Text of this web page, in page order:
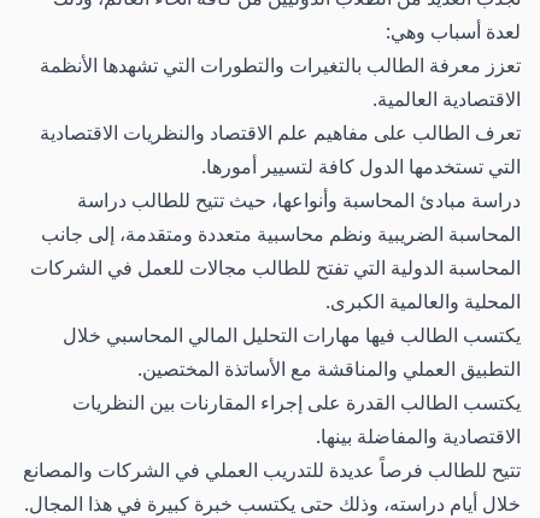
لعدة أسباب وهي:
تعزز معرفة الطالب بالتغيرات والتطورات التي تشهدها الأنظمة
الاقتصادية العالمية.
تعرف الطالب على مفاهيم علم الاقتصاد والنظريات الاقتصادية
التي تستخدمها الدول كافة لتسيير أمورها.
دراسة مبادئ المحاسبة وأنواعها، حيث تتيح للطالب دراسة
المحاسبة الضريبية ونظم محاسبية متعددة ومتقدمة، إلى جانب
المحاسبة الدولية التي تفتح للطالب مجالات للعمل في الشركات
المحلية والعالمية الكبرى.
يكتسب الطالب فيها مهارات التحليل المالي المحاسبي خلال
التطبيق العملي والمناقشة مع الأساتذة المختصين.
يكتسب الطالب القدرة على إجراء المقارنات بين النظريات
الاقتصادية والمفاضلة بينها.
تتيح للطالب فرصاً عديدة للتدريب العملي في الشركات والمصانع
خلال أيام دراسته، وذلك حتى يكتسب خبرة كبيرة في هذا المجال.